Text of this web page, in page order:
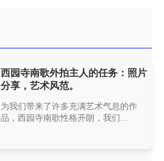
西园寺南歌外拍主人的任务：照片
分享，艺术风范。
为我们带来了许多充满艺术气息的作
品，西园寺南歌性格开朗，我们...